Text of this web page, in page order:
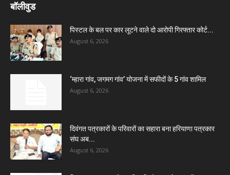
बॉलीवुड
पिस्टल के बल पर कार लूटने वाले दो आरोपी गिरफ्तार कोर्ट...
August 6, 2026
‘म्हारा गांव, जगमग गांव’ योजना में सफीदों के 5 गांव शामिल
August 6, 2026
दिवंगत पत्रकारों के परिवारों का सहारा बना हरियाणा पत्रकार
संघ अब...
August 6, 2026